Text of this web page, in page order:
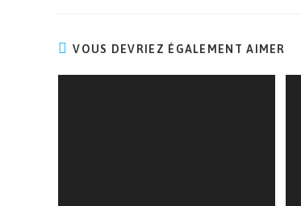
VOUS DEVRIEZ ÉGALEMENT AIMER